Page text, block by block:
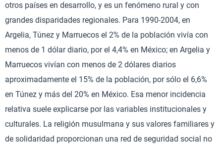
otros países en desarrollo, y es un fenómeno rural y con
grandes disparidades regionales. Para 1990-2004, en
Argelia, Túnez y Marruecos el 2% de la población vivía con
menos de 1 dólar diario, por el 4,4% en México; en Argelia y
Marruecos vivían con menos de 2 dólares diarios
aproximadamente el 15% de la población, por sólo el 6,6%
en Túnez y más del 20% en México. Esa menor incidencia
relativa suele explicarse por las variables institucionales y
culturales. La religión musulmana y sus valores familiares y
de solidaridad proporcionan una red de seguridad social no